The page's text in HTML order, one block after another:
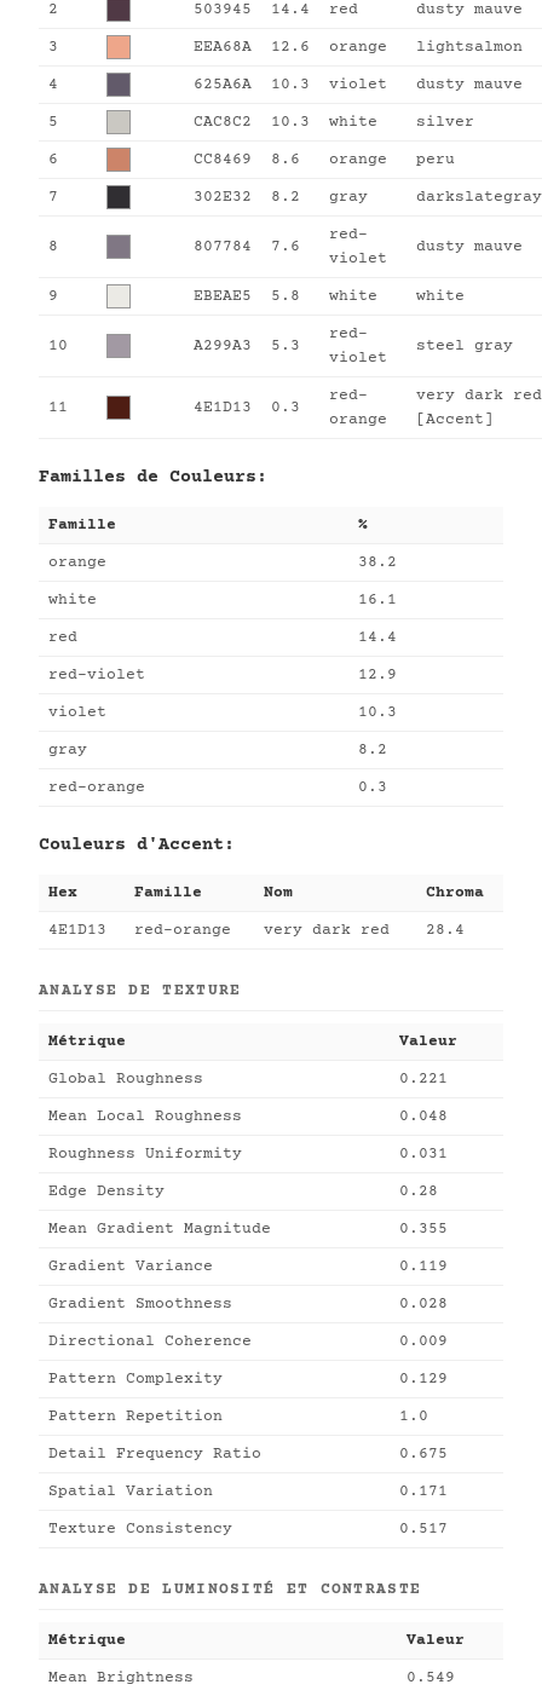
2 503945 14.4 red dusty mauve
3 EEA68A 12.6 orange lightsalmon
4 625A6A 10.3 violet dusty mauve
5 CAC8C2 10.3 white silver
6 CC8469 8.6 orange peru
7 302E32 8.2 gray darkslategray
8 807784 7.6
red-
violet
dusty mauve
9 EBEAE5 5.8 white white
10 A299A3 5.3
red-
violet
steel gray
11 4E1D13 0.3
red-
orange
very dark red
[Accent]
Familles de Couleurs:
Famille %
orange 38.2
white 16.1
red 14.4
red-violet 12.9
violet 10.3
gray 8.2
red-orange 0.3
Couleurs d'Accent:
Hex Famille Nom Chroma
4E1D13 red-orange very dark red 28.4
ANALYSE DE TEXTURE
Métrique Valeur
Global Roughness 0.221
Mean Local Roughness 0.048
Roughness Uniformity 0.031
Edge Density 0.28
Mean Gradient Magnitude 0.355
Gradient Variance 0.119
Gradient Smoothness 0.028
Directional Coherence 0.009
Pattern Complexity 0.129
Pattern Repetition 1.0
Detail Frequency Ratio 0.675
Spatial Variation 0.171
Texture Consistency 0.517
ANALYSE DE LUMINOSITÉ ET CONTRASTE
Métrique Valeur
Mean Brightness 0.549